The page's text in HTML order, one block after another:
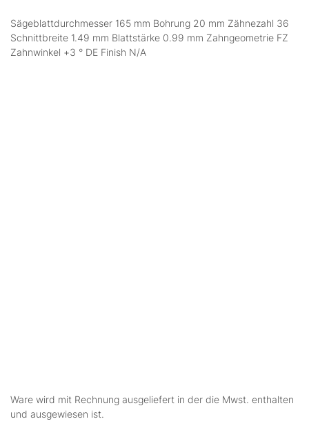
Sägeblattdurchmesser 165 mm Bohrung 20 mm Zähnezahl 36
Schnittbreite 1.49 mm Blattstärke 0.99 mm Zahngeometrie FZ
Zahnwinkel +3 ° DE Finish N/A
Ware wird mit Rechnung ausgeliefert in der die Mwst. enthalten
und ausgewiesen ist.